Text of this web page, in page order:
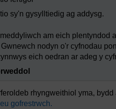
sy'n gysylltiedig ag addysg.
am eich plentyndod
nodyn o'r cyfnodau
eich oedran ar adeg y
rhyngweithiol yma,
gofrestrwch.